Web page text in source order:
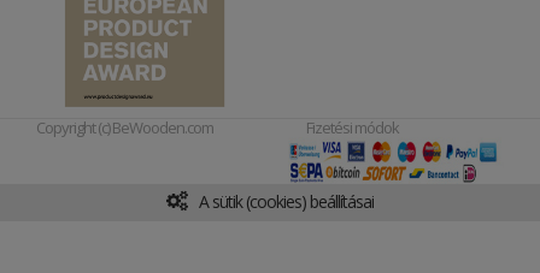
Copyright (c) BeWooden.com Fizetési módok
A sütik (cookies) beállításai